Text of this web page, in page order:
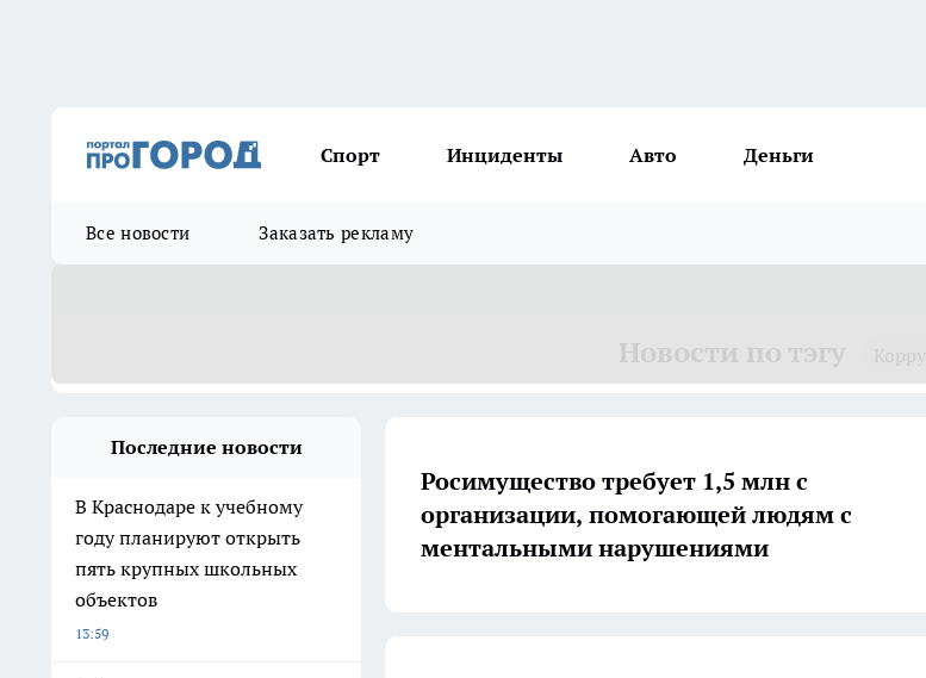
Спорт Инциденты Авто Деньги
Все новости Заказать рекламу
Последние новости
В Краснодаре к учебному
году планируют открыть
пять крупных школьных
объектов
13:59
Росимущество требует 1,5 млн с
организации, помогающей людям с
ментальными нарушениями